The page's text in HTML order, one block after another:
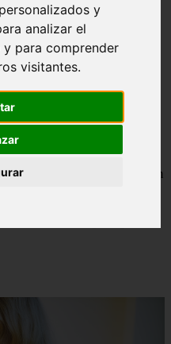
y
analizar el
para comprender
visitantes.
O Enxoval Do Bebê Sem
Enxoval Do Bebê